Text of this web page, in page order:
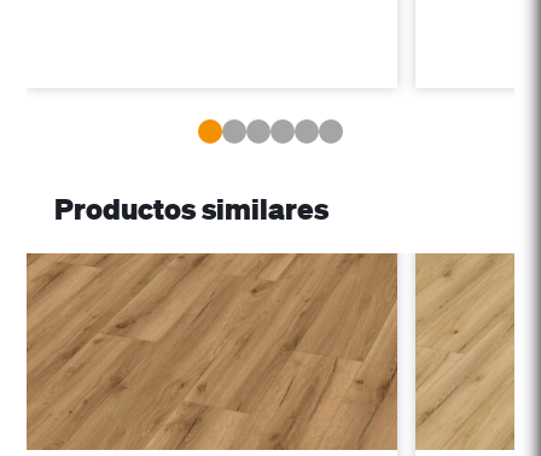
Productos similares